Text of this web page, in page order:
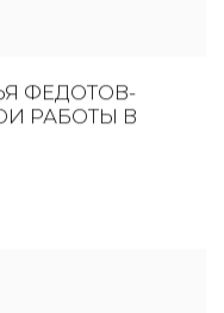
ФЕДОТОВ-
РАБОТЫ В